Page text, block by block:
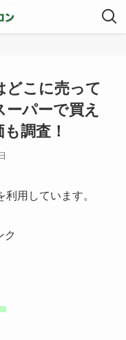
どこに売って
パーで買え
調査！
用しています。
ク